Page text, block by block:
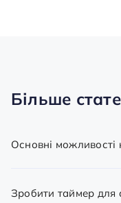
Більше
Основні можливості
Зробити таймер для